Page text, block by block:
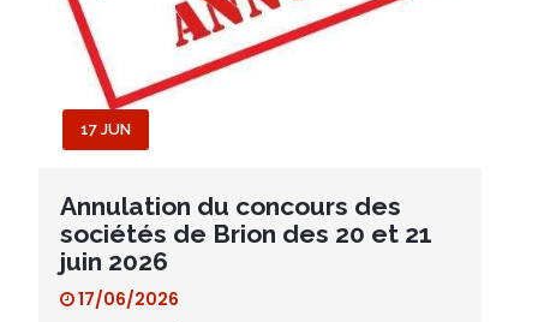
17 JUN
Annulation du concours des
sociétés de Brion des 20 et 21
juin 2026
17/06/2026